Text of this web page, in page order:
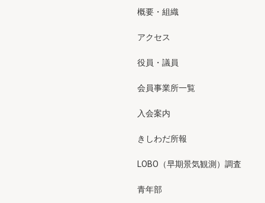
概要・組織
アクセス
役員・議員
会員事業所一覧
入会案内
きしわだ所報
LOBO（早期景気観測）調査
青年部